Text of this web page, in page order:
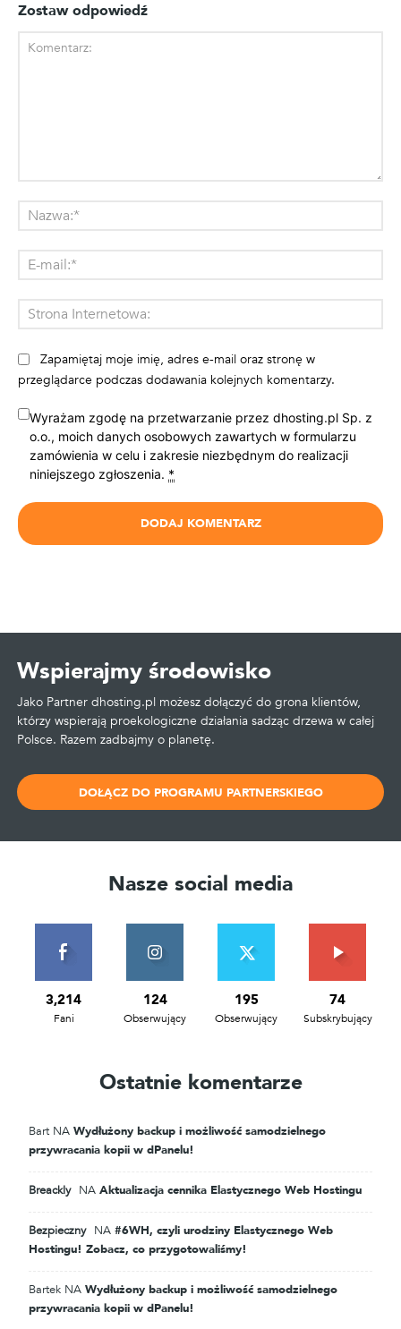
Zostaw odpowiedź
Zapamiętaj moje imię, adres e-mail oraz stronę w
przeglądarce podczas dodawania kolejnych komentarzy.
Wyrażam zgodę na przetwarzanie przez dhosting.pl Sp. z
o.o., moich danych osobowych zawartych w formularzu
zamówienia w celu i zakresie niezbędnym do realizacji
niniejszego zgłoszenia. *
Wspierajmy środowisko
Jako Partner dhosting.pl możesz dołączyć do grona klientów,
którzy wspierają proekologiczne działania sadząc drzewa w całej
Polsce. Razem zadbajmy o planetę.
DOŁĄCZ DO PROGRAMU PARTNERSKIEGO
Nasze social media
3,214
Fani
124
Obserwujący
195
Obserwujący
74
Subskrybujący
Ostatnie komentarze
Bart NA Wydłużony backup i możliwość samodzielnego
przywracania kopii w dPanelu!
Breackly NA Aktualizacja cennika Elastycznego Web Hostingu
Bezpieczny NA #6WH, czyli urodziny Elastycznego Web
Hostingu! Zobacz, co przygotowaliśmy!
Bartek NA Wydłużony backup i możliwość samodzielnego
przywracania kopii w dPanelu!